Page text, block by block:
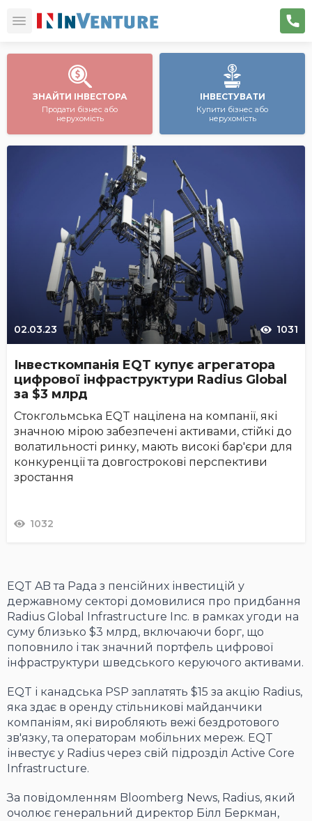
ЗНАЙТИ ІНВЕСТОРА
Продати бізнес або
нерухомість
ІНВЕСТУВАТИ
Купити бізнес або
нерухомість
02.03.23 1031
Інвесткомпанія EQT купує агрегатора
цифрової інфраструктури Radius Global
за $3 млрд
Стокгольмська EQT націлена на компанії, які
значною мірою забезпечені активами, стійкі до
волатильності ринку, мають високі бар'єри для
конкуренції та довгострокові перспективи
зростання
1032
EQT AB та Рада з пенсійних інвестицій у
державному секторі домовилися про придбання
Radius Global Infrastructure Inc. в рамках угоди на
суму близько $3 млрд, включаючи борг, що
поповнило і так значний портфель цифрової
інфраструктури шведського керуючого активами.
EQT і канадська PSP заплатять $15 за акцію Radius,
яка здає в оренду стільникові майданчики
компаніям, які виробляють вежі бездротового
зв'язку, та операторам мобільних мереж. EQT
інвестує у Radius через свій підрозділ Active Core
Infrastructure.
За повідомленням Bloomberg News, Radius, який
очолює генеральний директор Білл Беркман,